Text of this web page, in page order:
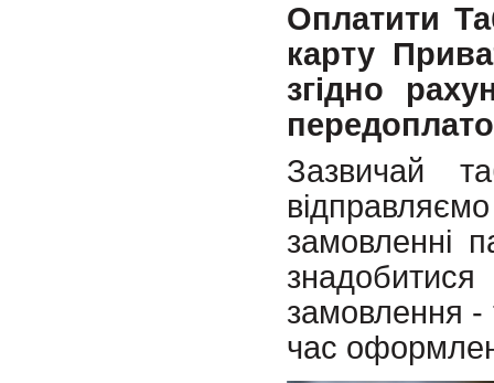
Оплатити
карту
згідно
Зазвичай
замовленні
замовлення -
час